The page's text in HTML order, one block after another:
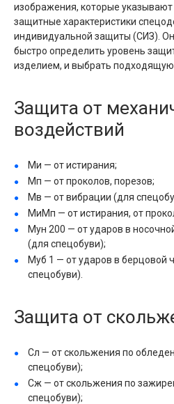
изображения, которые
защитные характеристики
индивидуальной защиты (СИЗ).
быстро определить уровень
изделием, и выбрать
Защита от
воздействий
Ми — от истирания;
Мп — от проколов, порезов;
Mв — от вибрации (для
МиМп — от истирания, от
Мун 200 — от ударов в
(для спецобуви);
Муб 1 — от ударов в берцовой
спецобуви).
Защита от
Сл — от скольжения по
спецобуви);
Сж — от скольжения по
спецобуви);